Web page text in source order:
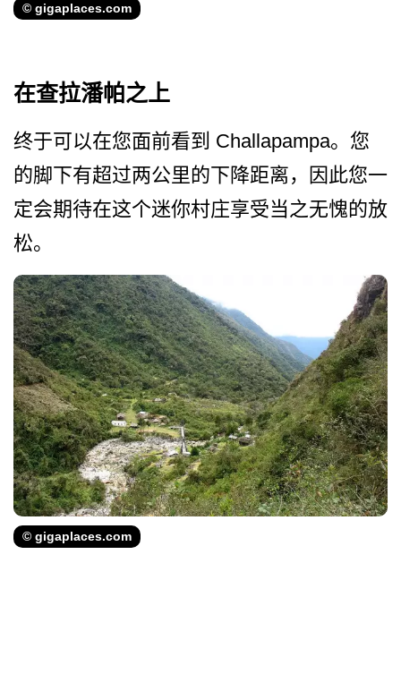
© gigaplaces.com
在查拉潘帕之上
终于可以在您面前看到 Challapampa。您
的脚下有超过两公­里的下降距离，因此您一
定会期待在这个迷你村庄享受­当之无愧的放
松。
© gigaplaces.com